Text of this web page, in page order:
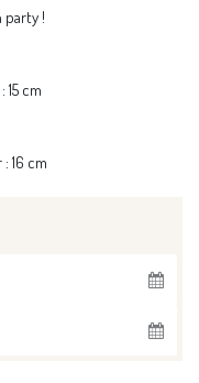
!
15 cm
16 cm